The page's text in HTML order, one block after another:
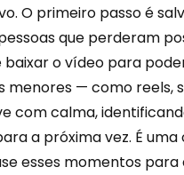
O primeiro passo é
que perderam
baixar o vídeo para
menores — como reels,
com calma,
a próxima vez. É
esses momentos